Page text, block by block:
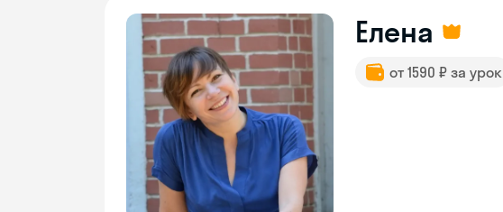
Елена
от 1590 ₽ за урок